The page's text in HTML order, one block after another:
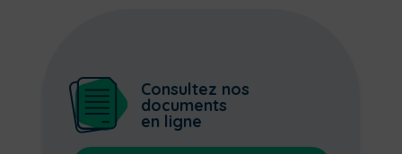
Consultez nos
documents
en ligne